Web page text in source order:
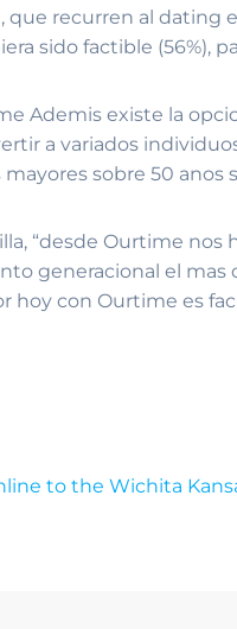
que recurren al dating
sido factible (56%),
Ademis existe la
a variados
mayores sobre 50
“desde Ourtime
generacional el mas
hoy con Ourtime es
to the Wichita